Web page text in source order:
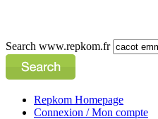
Search www.repkom.fr
Repkom Homepage
Connexion / Mon compte